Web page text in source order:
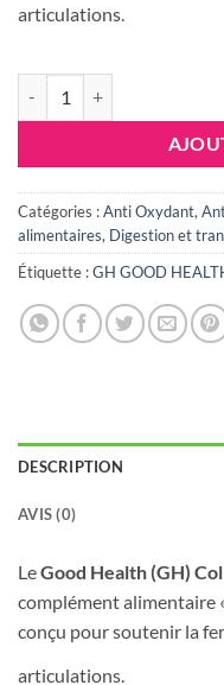
articulations.
Catégories :Anti Oxydant,
alimentaires, Digestion et
Étiquette :GH GOOD
DESCRIPTION
AVIS (0)
LeGood Health (GH)
complément alimentaire
conçu pour soutenir la
articulations.